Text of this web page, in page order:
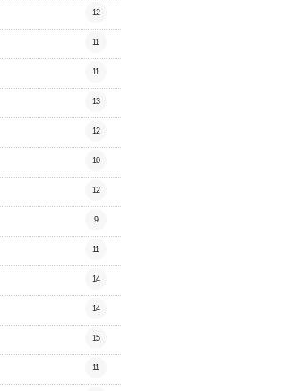
12
11
11
13
12
10
12
9
11
14
14
15
11